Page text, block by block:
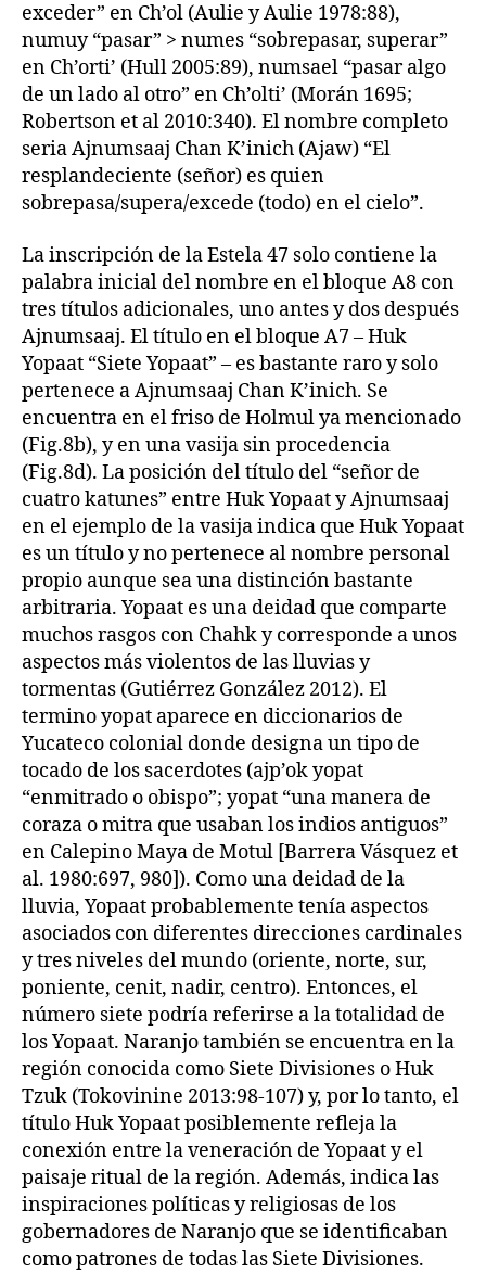
exceder” en Ch’ol (Aulie y Aulie 1978:88),
numuy “pasar” > numes “sobrepasar, superar”
en Ch’orti’ (Hull 2005:89), numsael “pasar algo
de un lado al otro” en Ch’olti’ (Morán 1695;
Robertson et al 2010:340). El nombre completo
seria Ajnumsaaj Chan K’inich (Ajaw) “El
resplandeciente (señor) es quien
sobrepasa/supera/excede (todo) en el cielo”.
La inscripción de la Estela 47 solo contiene la
palabra inicial del nombre en el bloque A8 con
tres títulos adicionales, uno antes y dos después
Ajnumsaaj. El título en el bloque A7 – Huk
Yopaat “Siete Yopaat” – es bastante raro y solo
pertenece a Ajnumsaaj Chan K’inich. Se
encuentra en el friso de Holmul ya mencionado
(Fig.8b), y en una vasija sin procedencia
(Fig.8d). La posición del título del “señor de
cuatro katunes” entre Huk Yopaat y Ajnumsaaj
en el ejemplo de la vasija indica que Huk Yopaat
es un título y no pertenece al nombre personal
propio aunque sea una distinción bastante
arbitraria. Yopaat es una deidad que comparte
muchos rasgos con Chahk y corresponde a unos
aspectos más violentos de las lluvias y
tormentas (Gutiérrez González 2012). El
termino yopat aparece en diccionarios de
Yucateco colonial donde designa un tipo de
tocado de los sacerdotes (ajp’ok yopat
“enmitrado o obispo”; yopat “una manera de
coraza o mitra que usaban los indios antiguos”
en Calepino Maya de Motul [Barrera Vásquez et
al. 1980:697, 980]). Como una deidad de la
lluvia, Yopaat probablemente tenía aspectos
asociados con diferentes direcciones cardinales
y tres niveles del mundo (oriente, norte, sur,
poniente, cenit, nadir, centro). Entonces, el
número siete podría referirse a la totalidad de
los Yopaat. Naranjo también se encuentra en la
región conocida como Siete Divisiones o Huk
Tzuk (Tokovinine 2013:98-107) y, por lo tanto, el
título Huk Yopaat posiblemente refleja la
conexión entre la veneración de Yopaat y el
paisaje ritual de la región. Además, indica las
inspiraciones políticas y religiosas de los
gobernadores de Naranjo que se identificaban
como patrones de todas las Siete Divisiones.